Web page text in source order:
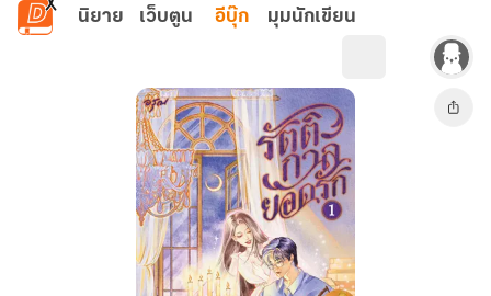
ข้ามไปยังเนื้อหาหลัก
นิยาย เว็บตูน อีบุ๊ก มุมนักเขียน